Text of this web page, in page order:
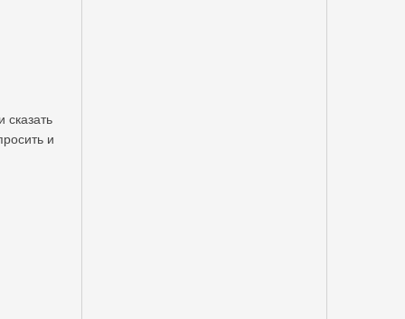
сказать
и